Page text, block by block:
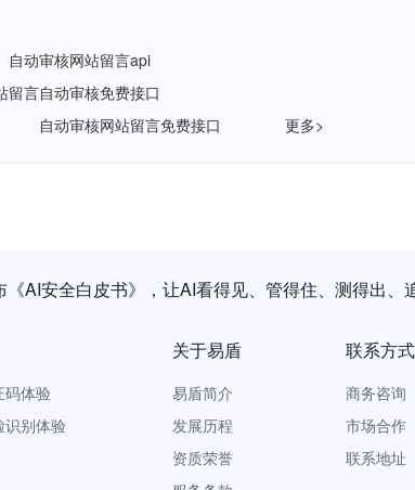
自动审核网站留言api
留言自动审核免费接口
自动审核网站留言免费接口 更多>
《AI安全白皮书》，让AI看得见、管得住、测得出、
码体验
识别体验
关于易盾
易盾简介
发展历程
资质荣誉
联系方式
商务咨询
市场合作
联系地址